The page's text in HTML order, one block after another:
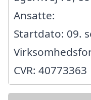
Ansatte:
Startdato: 09.
CVR: 40773363